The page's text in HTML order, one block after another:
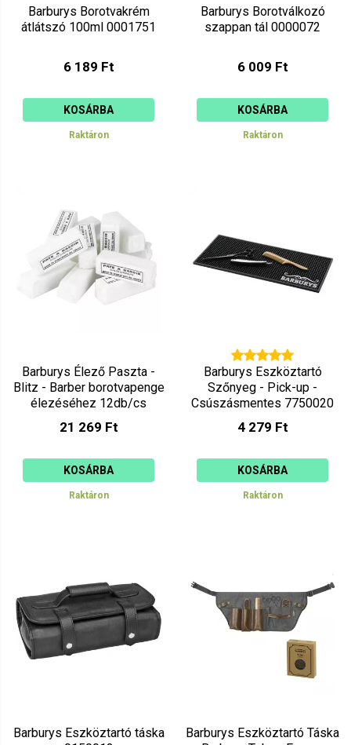
Barburys Borotvakrém
átlátszó 100ml 0001751
6 189 Ft
KOSÁRBA
Raktáron
Barburys Borotválkozó
szappan tál 0000072
6 009 Ft
KOSÁRBA
Raktáron
Barburys Élező Paszta -
Blitz - Barber borotvapenge
élezéséhez 12db/cs
7718500
21 269 Ft
KOSÁRBA
Raktáron
Barburys Eszköztartó
Szőnyeg - Pick-up -
Csúszásmentes 7750020
4 279 Ft
KOSÁRBA
Raktáron
Barburys Eszköztartó táska
Barburys Eszköztartó Táska